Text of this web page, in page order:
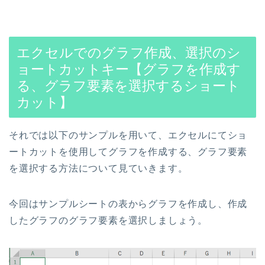
エクセルでのグラフ作成、選択のシ
ョートカットキー【グラフを作成す
る、グラフ要素を選択するショート
カット】
それでは以下のサンプルを用いて、エクセルにてショ
ートカットを使用してグラフを作成する、グラフ要素
を選択する方法について見ていきます。
今回はサンプルシートの表からグラフを作成し、作成
したグラフのグラフ要素を選択しましょう。